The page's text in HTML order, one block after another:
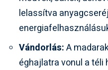
lelassítva
Vándorlás:A
éghajlatra vonul a téli